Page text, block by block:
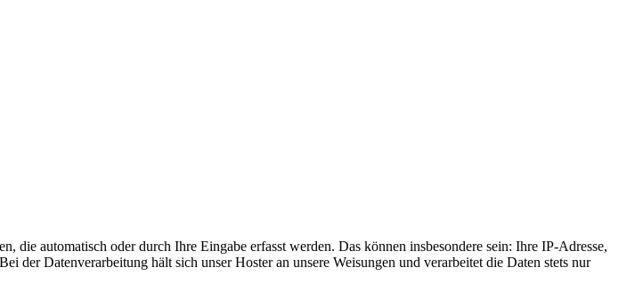
die automatisch oder durch Ihre Eingabe erfasst werden. Das können insbesondere sein: Ihre IP-Adresse,
Datenverarbeitung hält sich unser Hoster an unsere Weisungen und verarbeitet die Daten stets nur